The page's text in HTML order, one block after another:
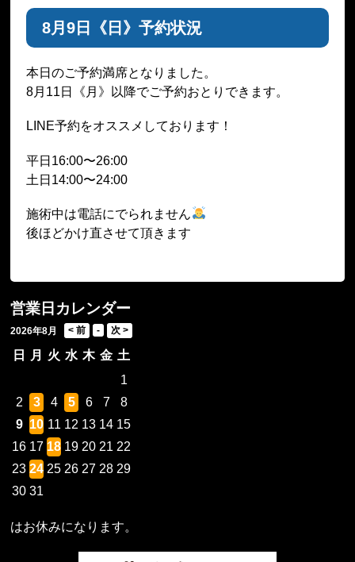
8月9日《日》予約状況
本日のご予約満席となりました。
8月11日《月》以降でご予約おとりできます。
LINE予約をオススメしております！
平日16:00〜26:00
土日14:00〜24:00
施術中は電話にでられません
後ほどかけ直させて頂きます
営業日カレンダー
2026年8月
日 月 火 水 木 金 土
1
2
3 4 5 6 7
8
9 10 11 12 13 14 15
16 17 18 19 20 21 22
23 24 25 26 27 28 29
30 31
はお休みになります。